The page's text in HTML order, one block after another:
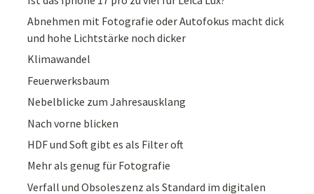
Abnehmen mit Fotografie oder Autofokus macht dick
und hohe Lichtstärke noch dicker
Klimawandel
Feuerwerksbaum
Nebelblicke zum Jahresausklang
Nach vorne blicken
HDF und Soft gibt es als Filter oft
Mehr als genug für Fotografie
Verfall und Obsoleszenz als Standard im digitalen